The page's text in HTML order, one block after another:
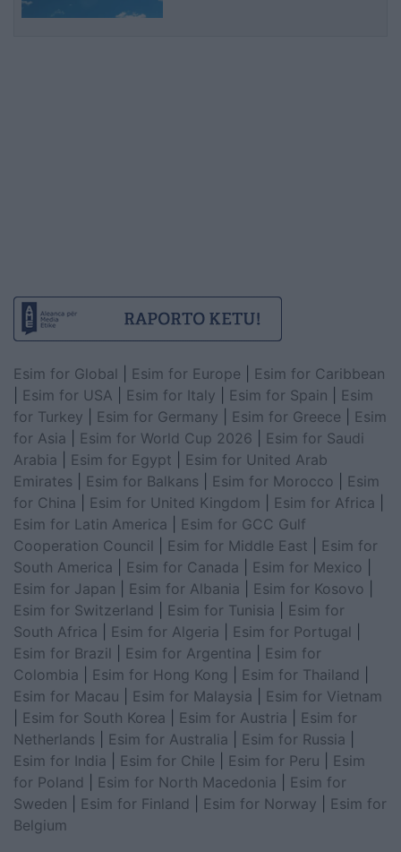
Esim for Global Esim for Europe
Esim for Caribbean
Esim for USA Esim for Italy Esim for Spain
Esim
for Turkey
Esim for Germany Esim for Greece
Esim
for Asia
Esim for World Cup 2026
Esim for Saudi
Arabia
Esim for Egypt
Esim for United Arab
Emirates
Esim for Balkans Esim for Morocco
Esim
for China
Esim for United Kingdom Esim for Africa
Esim for Latin America
Esim for GCC Gulf
Cooperation Council
Esim for Middle East
Esim for
South America
Esim for Canada Esim for Mexico
Esim for Japan
Esim for Albania Esim for Kosovo
Esim for Switzerland
Esim for Tunisia
Esim for
South Africa
Esim for Algeria Esim for Portugal
Esim for Brazil
Esim for Argentina
Esim for
Colombia
Esim for Hong Kong Esim for Thailand
Esim for Macau
Esim for Malaysia
Esim for Vietnam
Esim for South Korea Esim for Austria
Esim for
Netherlands
Esim for Australia Esim for Russia
Esim for India
Esim for Chile Esim for Peru
Esim
for Poland
Esim for North Macedonia
Esim for
Sweden
Esim for Finland Esim for Norway
Esim for
Belgium